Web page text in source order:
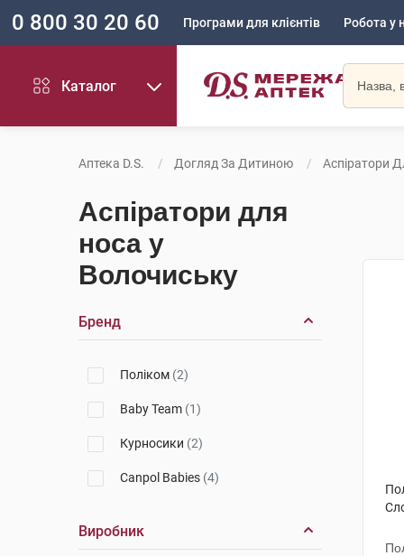
0 800 30 20 60 Програми для клієнтів Робота у
Каталог
Аптека D.S. Догляд За Дитиною Аспіратори
Аспіратори для
носа у
Волочиську
Бренд
Поліком (2)
Baby Team (1)
Курносики (2)
Canpol Babies (4)
Виробник